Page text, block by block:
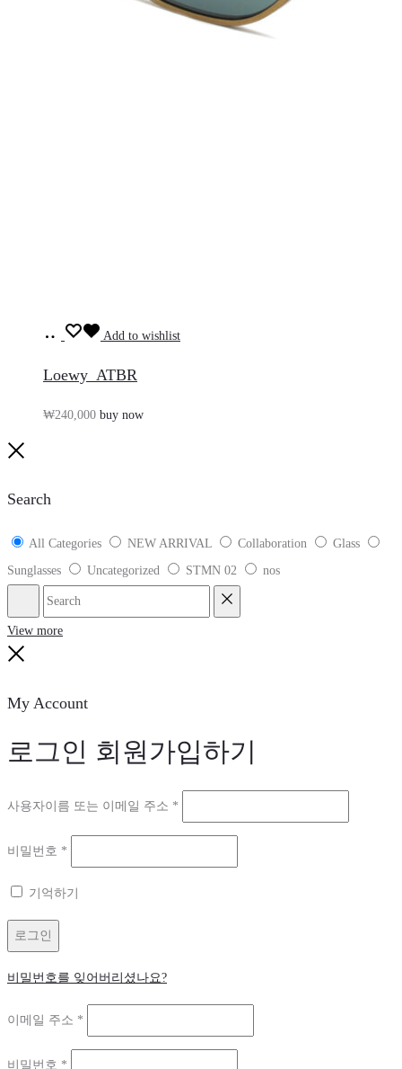
장
니
Add to wishlist
Loewy_ATBR
₩240,000 buy now
Search
All Categories NEW ARRIVAL Collaboration
Glass
Sunglasses
Uncategorized STMN 02 nos
Search
View more
My Account
로그인 회원가입하기
사용자이름 또는 이메일 주소 *
비밀번호 *
항
기억하기
로그인
비밀번호를 잊어버리셨나요?
이메일 주소 *
비밀번호 *